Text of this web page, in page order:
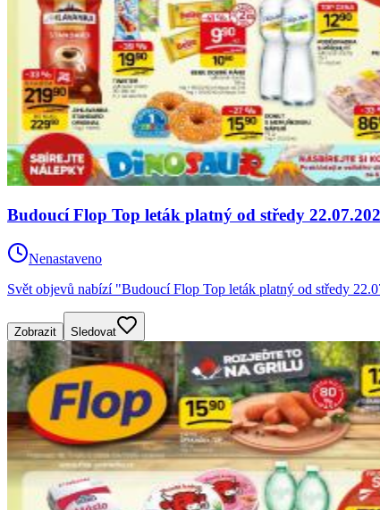
Budoucí Flop Top leták platný od středy
Nenastaveno
Svět objevů nabízí "Budoucí Flop Top leták platný od středy
Zobrazit Sledovat